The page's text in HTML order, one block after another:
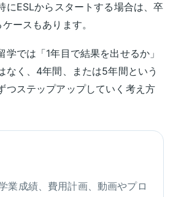
にESLからスタートする場合は、卒
ースもあります。
では「1年目で結果を出せるか」
なく、4年間、または5年間という
つステップアップしていく考え方
業成績、費用計画、動画やプロ